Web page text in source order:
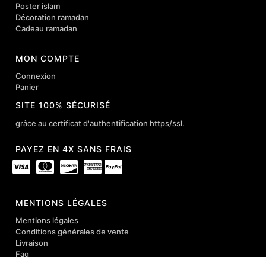
Poster islam
Décoration ramadan
Cadeau ramadan
MON COMPTE
Connexion
Panier
SITE 100% SÉCURISÉ
grâce au certificat d'authentification https/ssl.
PAYEZ EN 4X SANS FRAIS
MENTIONS LÉGALES
Mentions légales
Conditions générales de vente
Livraison
Faq